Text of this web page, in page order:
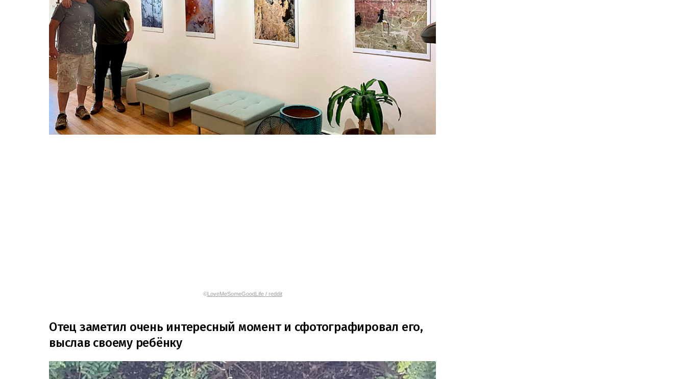
©LoveMeSomeGoodLife / reddit
Отец заметил очень интересный момент и сфотографировал его,
выслав своему ребёнку